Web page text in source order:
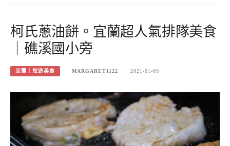
柯氏蔥油餅。宜蘭超人氣排隊美食
｜礁溪國小旁
宜蘭｜旅遊美食 MARGARET1122 2021-01-09